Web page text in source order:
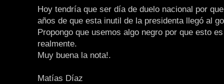
Hoy tendría que ser día de duelo nacional por
años de que esta inutil de la presidenta llegó al
Propongo que usemos algo negro por que esto
realmente.
Muy buena la nota!.
Matías Díaz